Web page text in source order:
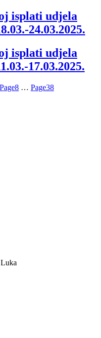
isplati udjela
24.03.2025.
isplati udjela
17.03.2025.
Page8 … Page38